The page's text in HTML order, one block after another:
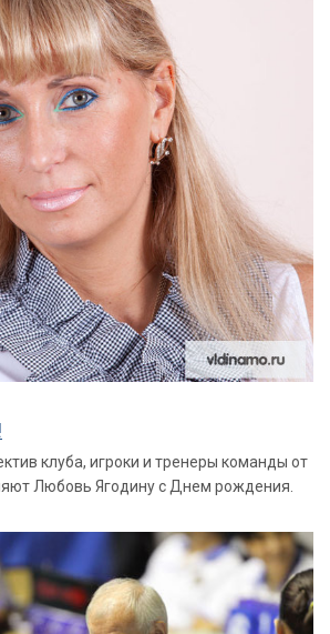
клуба, игроки и тренеры команды от
Любовь Ягодину с Днем рождения.